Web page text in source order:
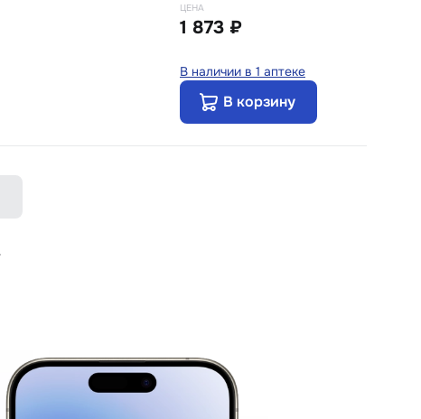
ЦЕНА
1 873 ₽
В наличии в 1 аптеке
В корзину